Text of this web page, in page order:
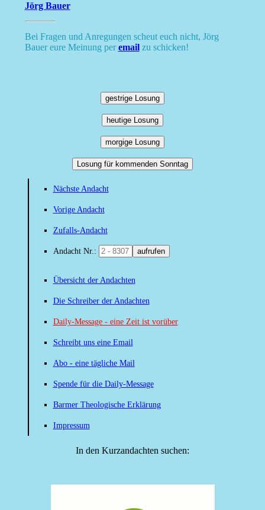
Jörg Bauer
Bei Fragen und Anregungen scheut euch nicht, Jörg
Bauer eure Meinung peremailzu schicken!
gestrige Losung
heutige Losung
morgige Losung
Losung für kommenden Sonntag
Nächste Andacht
Vorige Andacht
Zufalls-Andacht
Andacht Nr.: aufrufen
Übersicht der Andachten
Die Schreiber der Andachten
Daily-Message - eine Zeit ist vorüber
Schreibt uns eine Email
Abo - eine tägliche Mail
Spende für die Daily-Message
Barmer Theologische Erklärung
Impressum
In den Kurzandachten suchen: